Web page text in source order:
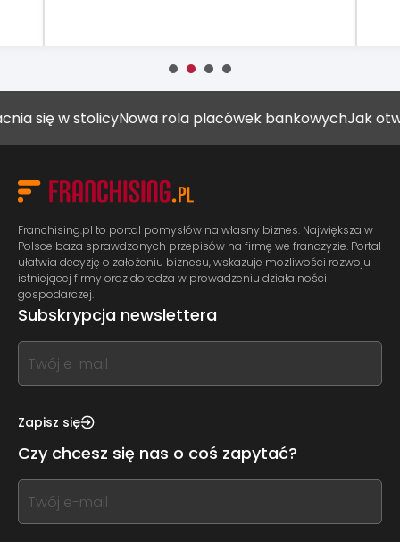
w stolicyNowa rola placówek bankowychJak
Franchising.pl to portal pomysłów na własny biznes. Największa w
Polsce baza sprawdzonych przepisów na firmę we franczyzie. Portal
ułatwia decyzję o założeniu biznesu, wskazuje możliwości rozwoju
istniejącej firmy oraz doradza w prowadzeniu działalności
gospodarczej.
Subskrypcja newslettera
If
you
this,
this
form
field
blank
Zapisz się
Czy chcesz się nas o coś zapytać?
If
you